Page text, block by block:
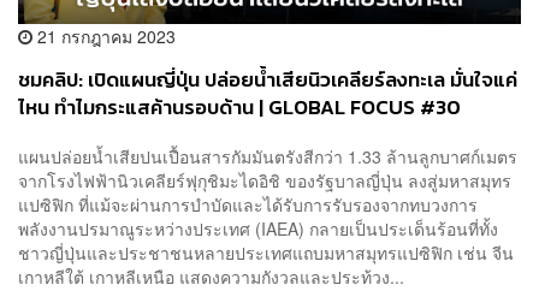
21 กรกฎาคม 2023
ชมคลิป: เปิดแผนญี่ปุ่น ปล่อยน้ำเสียนิวเคลียร์ลงทะเล มั่นใจแค่
ไหน ทำไมกระแสค้านรอบด้าน | GLOBAL FOCUS #30
แผนปล่อยน้ำเสียปนเปื้อนสารกัมมันตรังสีกว่า 1.33 ล้านลูกบาศก์เมตร
จากโรงไฟฟ้านิวเคลียร์ฟุกุชิมะไดอิชิ ของรัฐบาลญี่ปุ่น ลงสู่มหาสมุทร
แปซิฟิก ที่แม้จะผ่านการบำบัดและได้รับการรับรองจากทบวงการ
พลังงานปรมาณูระหว่างประเทศ (IAEA) กลายเป็นประเด็นร้อนที่ทั้ง
ชาวญี่ปุ่นและประชาชนหลายประเทศแถบมหาสมุทรแปซิฟิก เช่น จีน
เกาหลีใต้ เกาหลีเหนือ แสดงความกังวลและประท้วง...